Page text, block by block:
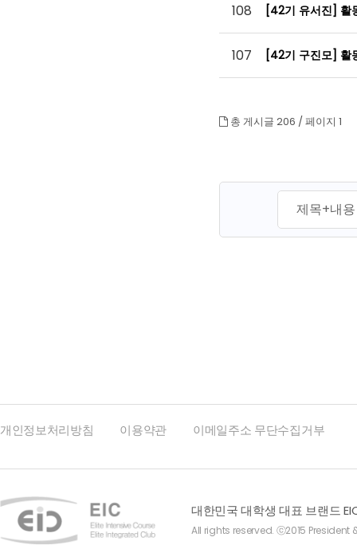
108 [42기 유서진] 활
107 [42기 구진모] 활
총 게시글 206 /페이지 1
개인정보처리방침 이용약관 이메일주소 무단수집거부
대한민국 대학생 대표 브랜드
All rights reserved. ⓒ2015